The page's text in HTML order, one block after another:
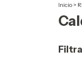
Inicio >